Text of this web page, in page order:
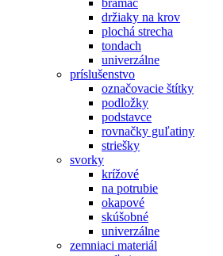
bramac
držiaky na krov
plochá strecha
tondach
univerzálne
príslušenstvo
označovacie štítky
podložky
podstavce
rovnačky guľatiny
striešky
svorky
krížové
na potrubie
okapové
skúšobné
univerzálne
zemniaci materiál